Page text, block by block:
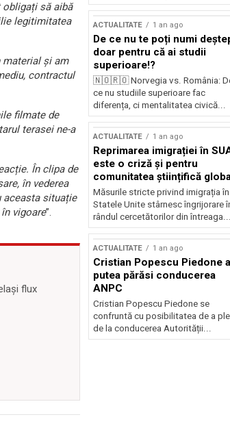
să aibă
legitimitatea
material și am
contractul
filmate de
terasei ne-a
e. În clipa de
în vederea
aceasta situație
vigoare”.
flux
ACTUALITATE 1 an ago
De ce nu te poți numi
doar pentru că ai studii
superioare!?
🇳🇴🇷🇴 Norvegia vs. România:
ce nu studiile superioare fac
diferența, ci mentalitatea civică...
ACTUALITATE 1 an ago
Reprimarea imigrației în
este o criză și pentru
comunitatea științifică
Măsurile stricte privind imigrația în
Statele Unite stârnesc îngrijorare
rândul cercetătorilor din întreaga...
ACTUALITATE 1 an ago
Cristian Popescu Piedone
putea părăsi conducerea
ANPC
Cristian Popescu Piedone se
confruntă cu posibilitatea de a
de la conducerea Autorității...